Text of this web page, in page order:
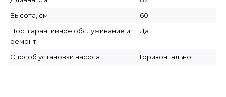
Высота, см
60
Постгарантийное обслуживание и
ремонт
Да
Способ установки насоса Горизонтально